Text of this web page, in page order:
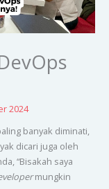
2024
banyak diminati,
dicari juga oleh
“Bisakah saya
mungkin